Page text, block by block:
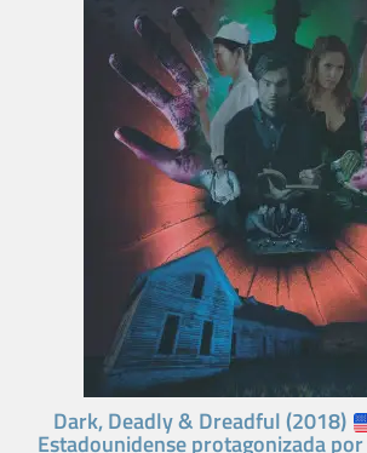
Dark, Deadly & Dreadful (2018)
Estadounidense protagonizada